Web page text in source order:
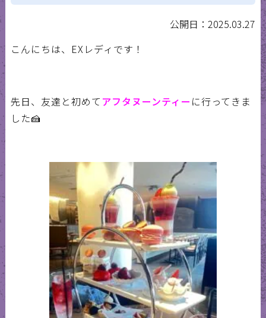
公開日：2025.03.27
こんにちは、EXレディです！
先日、友達と初めて アフタヌーンティー に行ってきま
した🍰